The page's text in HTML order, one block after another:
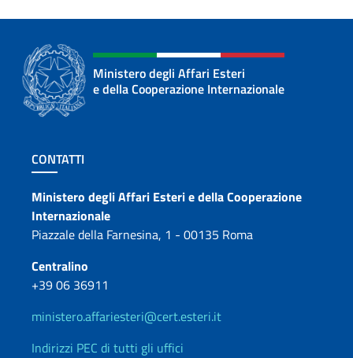
Ministero degli Affari Esteri
e della Cooperazione Internazionale
Sezione footer
CONTATTI
Contatti
Ministero degli Affari Esteri e della Cooperazione
Internazionale
Piazzale della Farnesina, 1 - 00135 Roma
Centralino
+39 06 36911
ministero.affariesteri@cert.esteri.it
Indirizzi PEC di tutti gli uffici